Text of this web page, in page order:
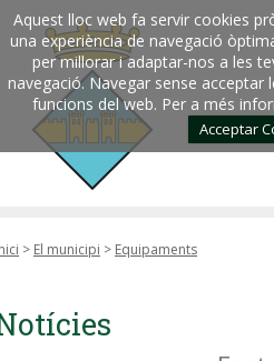
Aquest lloc web fa servir cookies
una experiència de navegació
per millorar i adaptar-nos a les
navegació. Navegar sense
funcions del web. Per a més
Acceptar
> El municipi > Equipaments